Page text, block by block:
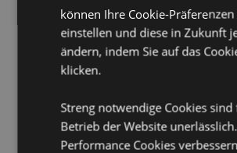
Tschechische Republik, Dänemark,
Äquatorialguinea, Eritrea, Estland,
Inseln, Finnland (Festland),
Französisch-Guayana, Gabun,
Bissau, Heiliger Stuhl (Vatikanstadt),
Iran, Irak, Irland, Isle of Man
Israel, Italien (Festland), Jersey
können Ihre Cookie-
einstellen und diese in Zukunft
ändern, indem Sie auf das
klicken.
Streng notwendige Cookies
Betrieb der Website unerlässlich.
Performance Cookies